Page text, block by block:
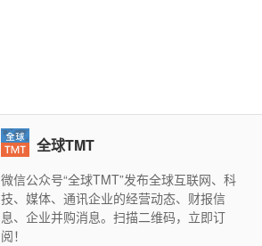
全球TMT
微信公众号“全球TMT”发布全球互联网、科
技、媒体、通讯企业的经营动态、财报信
息、企业并购消息。扫描二维码，立即订
阅！